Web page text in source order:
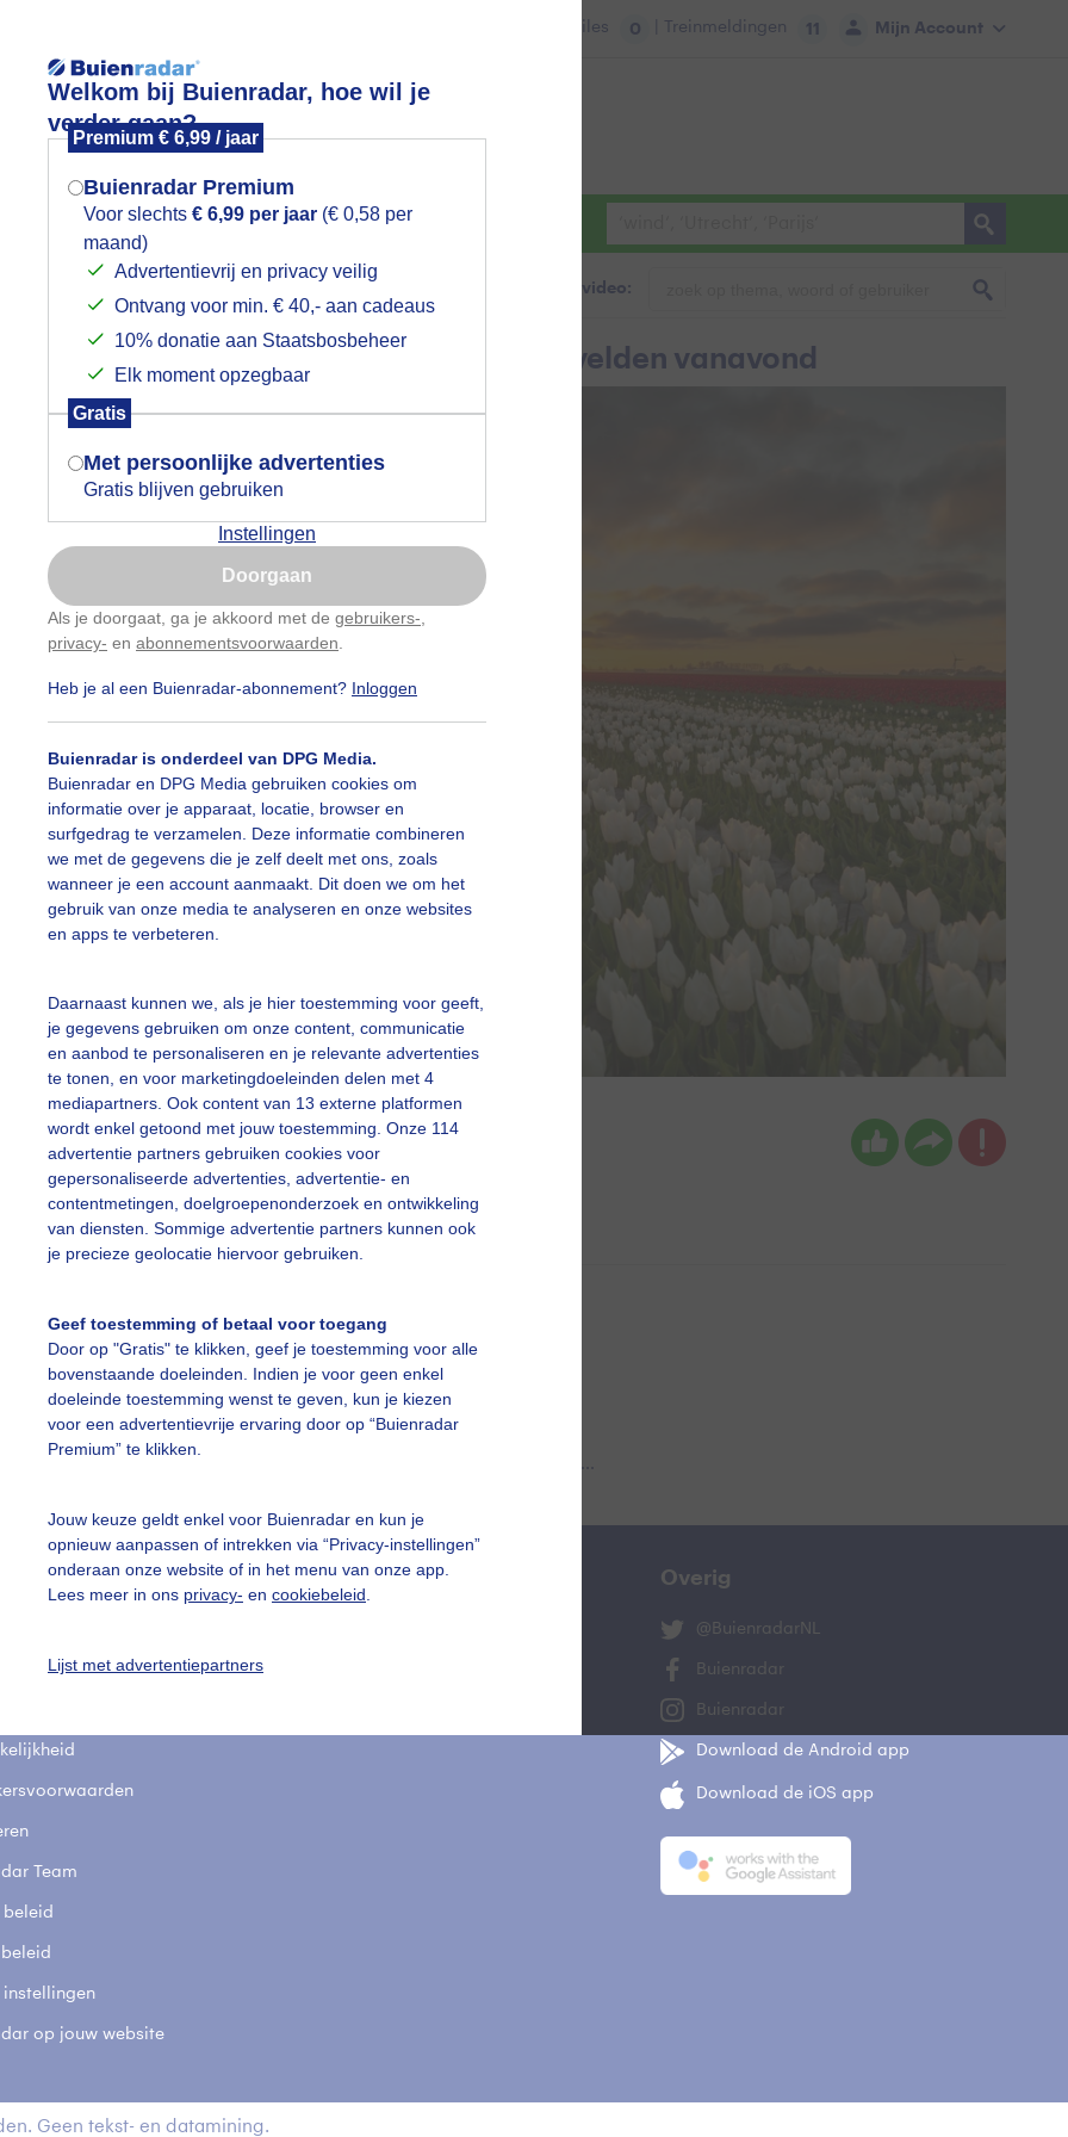
Welkom bij Buienradar, hoe wil je
verder gaan?
Premium € 6,99 / jaar
Buienradar Premium
Voor slechts € 6,99 per jaar (€ 0,58 per
maand)
Advertentievrij en privacy veilig
Ontvang voor min. € 40,- aan cadeaus
10% donatie aan Staatsbosbeheer
Elk moment opzegbaar
Gratis
Met persoonlijke advertenties
Gratis blijven gebruiken
Instellingen
Doorgaan
Als je doorgaat, ga je akkoord met de gebruikers-
privacy- en abonnementsvoorwaarden
Heb je al een Buienradar-abonnement? Inloggen
Buienradar is onderdeel van DPG Media.
Buienradar en DPG Media gebruiken cookies om
informatie over je apparaat, locatie, browser en
surfgedrag te verzamelen. Deze informatie combineren
we met de gegevens die je zelf deelt met ons, zoals
wanneer je een account aanmaakt. Dit doen we om het
gebruik van onze media te analyseren en onze websites
en apps te verbeteren.
Daarnaast kunnen we, als je hier toestemming voor geeft,
je gegevens gebruiken om onze content, communicatie
en aanbod te personaliseren en je relevante advertenties
te tonen, en voor marketingdoeleinden delen met 4
mediapartners. Ook content van 13 externe platformen
wordt enkel getoond met jouw toestemming. Onze 114
advertentie partners gebruiken cookies voor
gepersonaliseerde advertenties, advertentie- en
contentmetingen, doelgroepenonderzoek en ontwikkeling
van diensten. Sommige advertentie partners kunnen ook
je precieze geolocatie hiervoor gebruiken.
Geef toestemming of betaal voor toegang
Door op "Gratis" te klikken, geef je toestemming voor alle
bovenstaande doeleinden. Indien je voor geen enkel
doeleinde toestemming wenst te geven, kun je kiezen
voor een advertentievrije ervaring door op “Buienradar
Premium” te klikken.
Jouw keuze geldt enkel voor Buienradar en kun je
opnieuw aanpassen of intrekken via “Privacy-instellingen”
onderaan onze website of in het menu van onze app.
Lees meer in ons privacy- en cookiebeleid
Lijst met advertentiepartners
Mijn Account
Files 0 | Treinmeldingen 11
Foto en video Weerzine
Zoeken in foto & video:
over de Groningse tulpenvelden vanavond
Ulrum.
Tim Zijlstra Gemaakt: 22-04-2026, 104x bekeken
Wolken Zonsondergang
vragen
Team
beleid
instellingen
op jouw website
Mijn weer Overig
@BuienradarNL
Buienradar
Buienradar
Download de Android app
Download de iOS app
Geen tekst- en datamining.
Mogen we je locatie gebruiken voor
het weer?
Indien je hier nog geen akkoord op hebt
gegeven, verschijnt er zo een pop-up uit
je browser waarin deze toestemming
gevraagd wordt.
Is goed, toon de popup
Nu niet, misschien later
Gebruik je Safari en wil je niet elke dag deze pop-up
Klikhierom dit aan te passen